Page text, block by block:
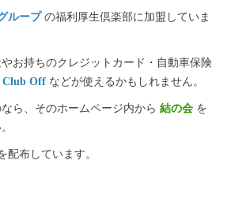
ループ の福利厚生倶楽部に加盟していま
お持ちのクレジットカード・自動車保険
Club Offなどが使えるかもしれません。
ら、そのホームページ内から 結の会を
配布しています。